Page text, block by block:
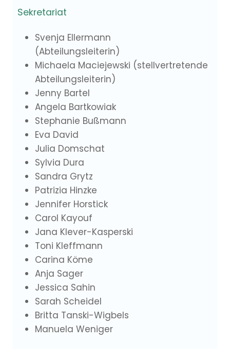
Sekretariat
Svenja Ellermann
(Abteilungsleiterin)
Michaela Maciejewski (stellvertretende
Abteilungsleiterin)
Jenny Bartel
Angela Bartkowiak
Stephanie Bußmann
Eva David
Julia Domschat
Sylvia Dura
Sandra Grytz
Patrizia Hinzke
Jennifer Horstick
Carol Kayouf
Jana Klever-Kasperski
Toni Kleffmann
Carina Köme
Anja Sager
Jessica Sahin
Sarah Scheidel
Britta Tanski-Wigbels
Manuela Weniger